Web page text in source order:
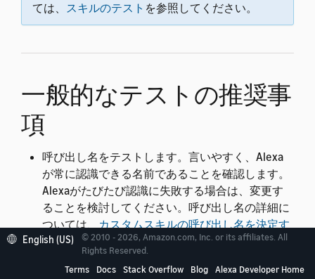
ては、 スキルのテスト を参照してください。
一般的なテストの推奨事
項
呼び出し名をテストします。言いやすく、Alexa
が常に認識できる名前であることを確認します。
Alexaがたびたび認識に失敗する場合は、変更す
ることを検討してください。呼び出し名の詳細に
ついては、 カスタムスキルの呼び出し名を決定す
る を参照してください。
音声インターフェースの異なるサンプル発話をす
English (US)
© 2010 - 2026, Amazon.com, Inc. or its affiliates. All
Rights Reserved.
Terms
Docs Stack Overflow Blog Alexa Developer Home